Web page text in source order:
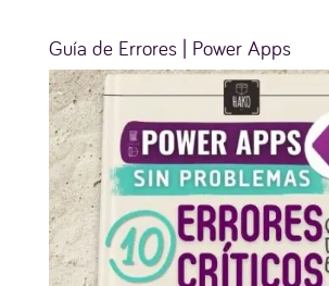
Guía de Errores | Power Apps